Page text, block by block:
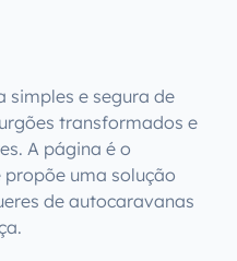
simples e segura de
transformados e
A página é o
uma solução
de autocaravanas